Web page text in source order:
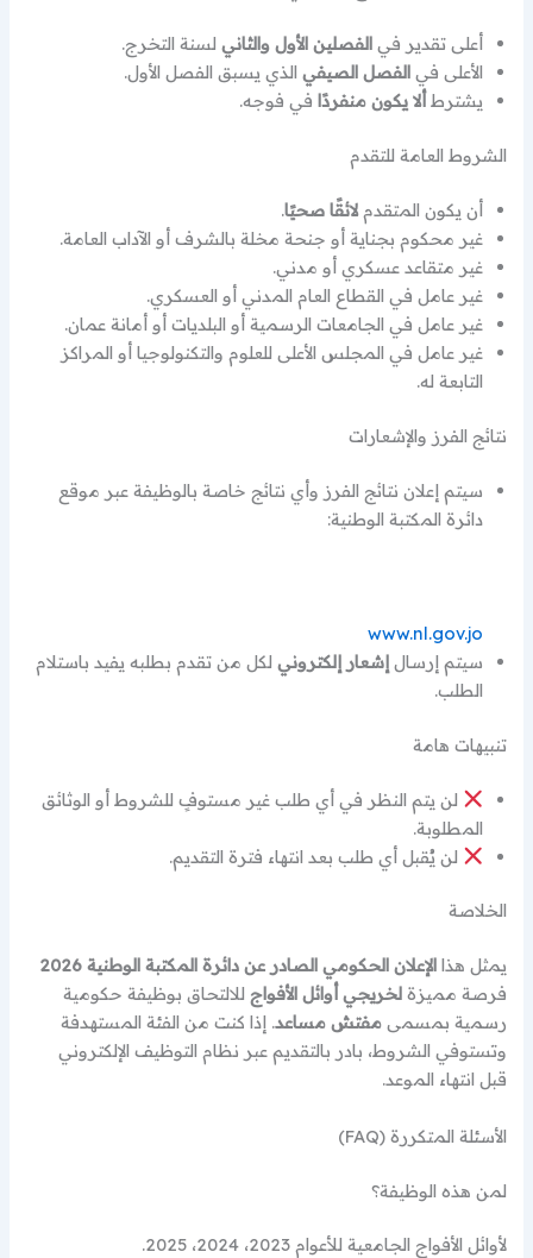
أعلى تقدير فيالفصلين الأول والثاني لسنة التخرج.
الأعلى فيالفصل الصيفي الذي يسبق الفصل الأول.
يشترط ألا يكون منفردًا في فوجه.
الشروط العامة للتقدم
أن يكون المتقدملائقًا صحيًا.
غير محكوم بجناية أو جنحة مخلة بالشرف أو الآداب العامة.
غير متقاعد عسكري أو مدني.
غير عامل في القطاع العام المدني أو العسكري.
غير عامل في الجامعات الرسمية أو البلديات أو أمانة عمان.
غير عامل في المجلس الأعلى للعلوم والتكنولوجيا أو المراكز
التابعة له.
نتائج الفرز والإشعارات
سيتم إعلان نتائج الفرز وأي نتائج خاصة بالوظيفة عبر موقع
دائرة المكتبة الوطنية:
www.nl.gov.jo
سيتم إرسالإشعار إلكتروني لكل من تقدم بطلبه يفيد باستلام
الطلب.
تنبيهات هامة
لن يتم النظر في أي طلب غير مستوفٍ للشروط أو الوثائق
المطلوبة.
لن يُقبل أي طلب بعد انتهاء فترة التقديم.
الخلاصة
يمثل هذاالإعلان الحكومي الصادر عن دائرة المكتبة الوطنية 2026
فرصة مميزةلخريجي أوائل الأفواج للالتحاق بوظيفة حكومية
رسمية بمسمىمفتش مساعد. إذا كنت من الفئة المستهدفة
وتستوفي الشروط، بادر بالتقديم عبر نظام التوظيف الإلكتروني
قبل انتهاء الموعد.
الأسئلة المتكررة (FAQ)
لمن هذه الوظيفة؟
لأوائل الأفواج الجامعية للأعوام 2023، 2024، 2025.